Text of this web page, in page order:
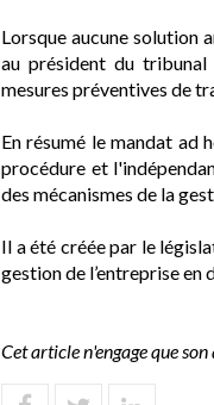
Lorsque aucune solution
au président du tribunal
mesures préventives de
En résumé le mandat ad
procédure et
des mécanismes de la
Il a été créée par le
gestion de l’entreprise en
Cet article n'engage que son